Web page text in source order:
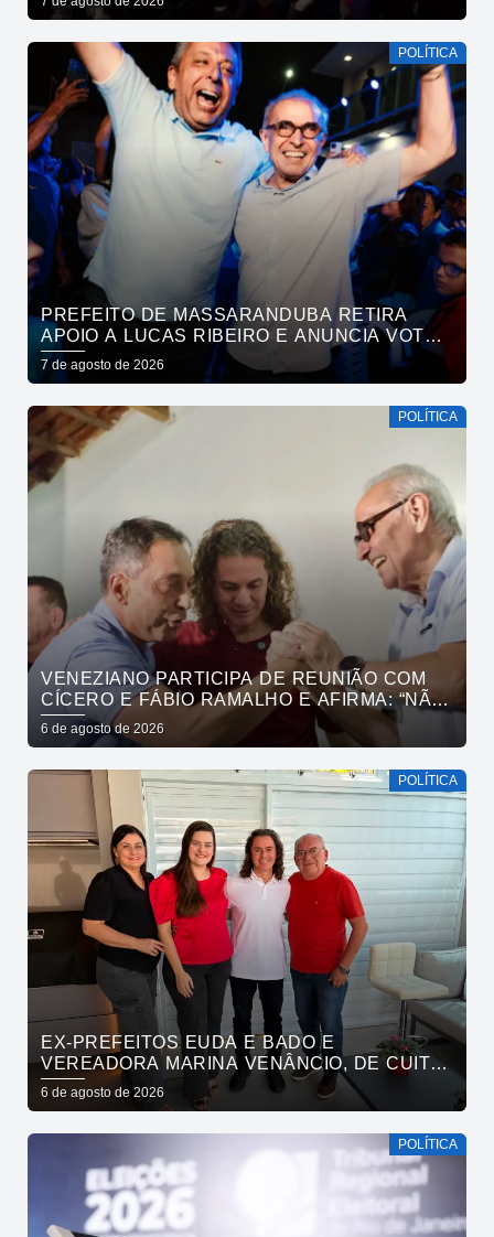
POLÍTICA
PREFEITO DE MASSARANDUBA RETIRA
APOIO A LUCAS RIBEIRO E ANUNCIA VOTO
EM CÍCERO PARA O GOVERNO
7 de agosto de 2026
POLÍTICA
VENEZIANO PARTICIPA DE REUNIÃO COM
CÍCERO E FÁBIO RAMALHO E AFIRMA: “NÃO
ESTAMOS COMPRANDO CONSCIÊNCIAS,
MAS MOSTRANDO TRABALHO
6 de agosto de 2026
POLÍTICA
EX-PREFEITOS EUDA E BADO E
VEREADORA MARINA VENÂNCIO, DE CUITÉ,
REAFIRMAM APOIO A CÍCERO, VENEZIANO E
ANDRÉ GADELHA
6 de agosto de 2026
POLÍTICA